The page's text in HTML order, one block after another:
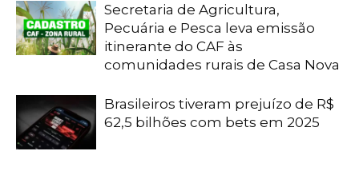
Secretaria de Agricultura,
Pecuária e Pesca leva emissão
itinerante do CAF às
comunidades rurais de Casa Nova
Brasileiros tiveram prejuízo de R$
62,5 bilhões com bets em 2025